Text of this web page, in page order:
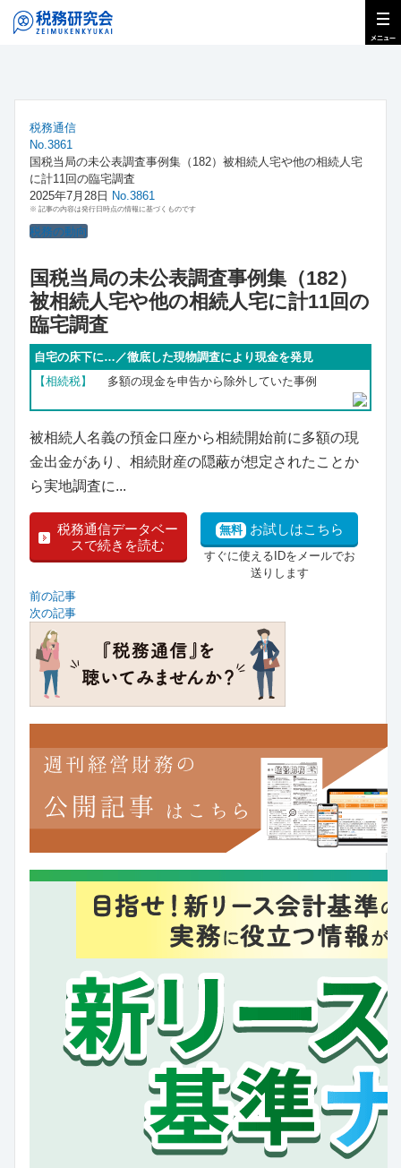
税務通信
No.3861
国税当局の未公表調査事例集（182）被相続人宅や他の相続人宅
に計11回の臨宅調査
2025年7月28日 No.3861
※ 記事の内容は発行日時点の情報に基づくものです
税務の動向
国税当局の未公表調査事例集（182）
被相続人宅や他の相続人宅に計11回の
臨宅調査
自宅の床下に…／徹底した現物調査により現金を発見
【相続税】
多額の現金を申告から除外していた事例
被相続人名義の預金口座から相続開始前に多額の現
金出金があり、相続財産の隠蔽が想定されたことか
ら実地調査に...
税務通信データベー
スで続きを読む
無料 お試しはこちら
すぐに使えるIDをメールでお
送りします
前の記事
次の記事